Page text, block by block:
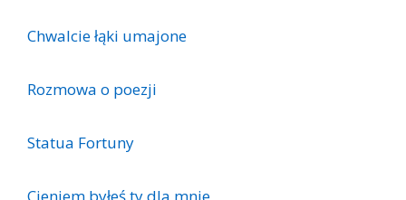
Chwalcie łąki umajone
Rozmowa o poezji
Statua Fortuny